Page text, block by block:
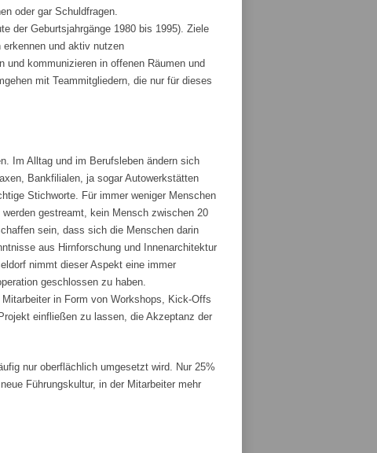
oder gar Schuldfragen.
der Geburtsjahrgänge 1980 bis 1995). Ziele
und aktiv nutzen
kommunizieren in offenen Räumen und
mit Teammitgliedern, die nur für dieses
Im Alltag und im Berufsleben ändern sich
Bankfilialen, ja sogar Autowerkstätten
Stichworte. Für immer weniger Menschen
gestreamt, kein Mensch zwischen 20
sein, dass sich die Menschen darin
aus Hirnforschung und Innenarchitektur
nimmt dieser Aspekt eine immer
geschlossen zu haben.
in Form von Workshops, Kick-Offs
einfließen zu lassen, die Akzeptanz der
nur oberflächlich umgesetzt wird. Nur 25%
Führungskultur, in der Mitarbeiter mehr